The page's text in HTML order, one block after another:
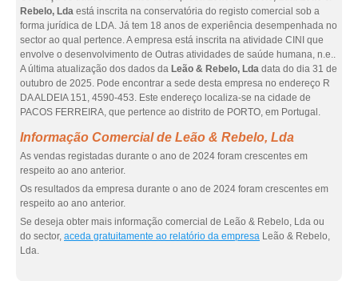
Rebelo, Lda está inscrita na conservatória do registo comercial sob a
forma jurídica de LDA. Já tem 18 anos de experiência desempenhada no
sector ao qual pertence. A empresa está inscrita na atividade CINI que
envolve o desenvolvimento de Outras atividades de saúde humana, n.e..
A última atualização dos dados da Leão & Rebelo, Lda data do dia 31 de
outubro de 2025. Pode encontrar a sede desta empresa no endereço R
DA ALDEIA 151, 4590-453. Este endereço localiza-se na cidade de
PACOS FERREIRA, que pertence ao distrito de PORTO, em Portugal.
Informação Comercial de Leão & Rebelo, Lda
As vendas registadas durante o ano de 2024 foram crescentes em
respeito ao ano anterior.
Os resultados da empresa durante o ano de 2024 foram crescentes em
respeito ao ano anterior.
Se deseja obter mais informação comercial de Leão & Rebelo, Lda ou
do sector, aceda gratuitamente ao relatório da empresa Leão & Rebelo,
Lda.